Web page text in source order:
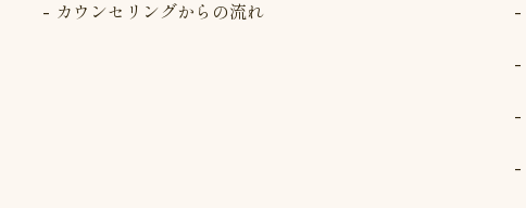
カウンセリングからの流れ